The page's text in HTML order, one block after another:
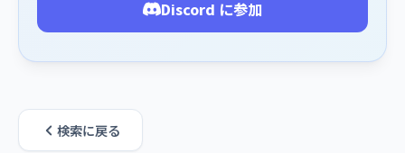
Discord に参加
検索に戻る